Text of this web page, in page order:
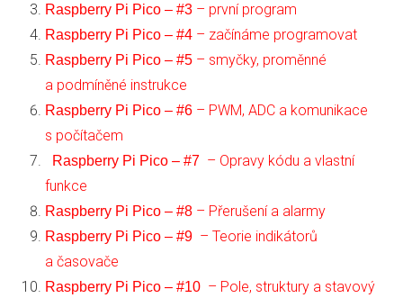
Raspberry Pi Pico – #3 – první program
Raspberry Pi Pico – #4 – začínáme programovat
Raspberry Pi Pico – #5 – smyčky, proměnné
a podmíněné instrukce
Raspberry Pi Pico – #6 – PWM, ADC a komunikace
s počítačem
Raspberry Pi Pico – #7 – Opravy kódu a vlastní
funkce
Raspberry Pi Pico – #8 – Přerušení a alarmy
Raspberry Pi Pico – #9 – Teorie indikátorů
a časovače
Raspberry Pi Pico – #10 – Pole, struktury a stavový